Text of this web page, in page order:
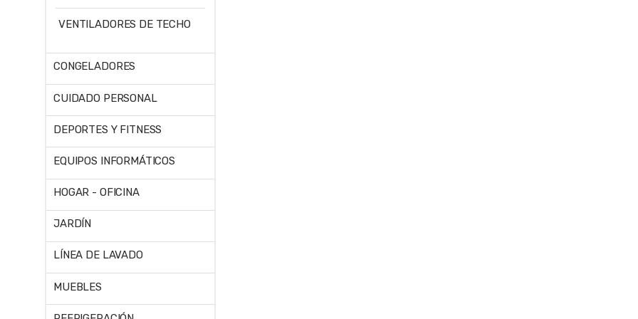
VENTILADORES DE TECHO
CONGELADORES
CUIDADO PERSONAL
DEPORTES Y FITNESS
EQUIPOS INFORMÁTICOS
HOGAR - OFICINA
JARDÍN
LÍNEA DE LAVADO
MUEBLES